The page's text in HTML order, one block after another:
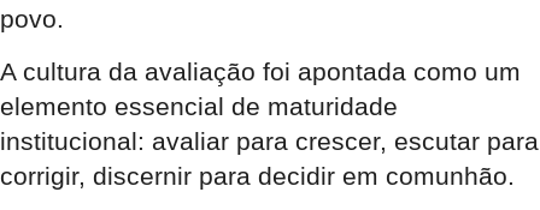
povo.
A cultura da avaliação foi apontada como um
elemento essencial de maturidade
institucional: avaliar para crescer, escutar para
corrigir, discernir para decidir em comunhão.